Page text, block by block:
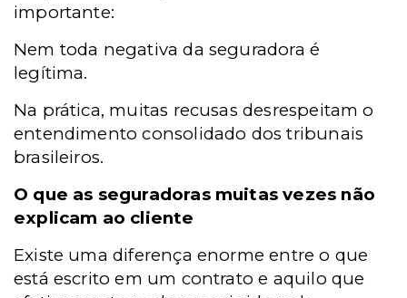
importante:
Nem toda negativa da seguradora é
legítima.
Na prática, muitas recusas desrespeitam o
entendimento consolidado dos tribunais
brasileiros.
O que as seguradoras muitas vezes não
explicam ao cliente
Existe uma diferença enorme entre o que
está escrito em um contrato e aquilo que